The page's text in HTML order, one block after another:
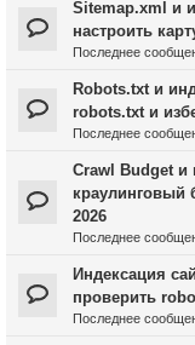
Sitemap.xml и
настроить
Последнее
Robots.txt и
robots.txt и
Последнее
Crawl Budget и
краулинговый
2026
Последнее
Индексация
проверить
Последнее